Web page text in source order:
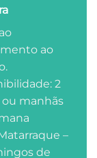
ao
2
manhãs
–
de